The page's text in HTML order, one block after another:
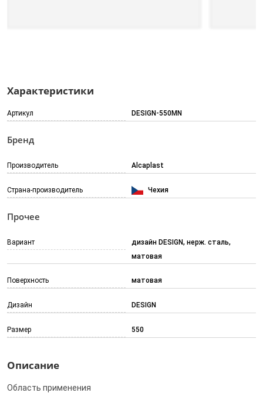
Характеристики
Артикул DESIGN-550MN
Бренд
Производитель Alcaplast
Страна-производитель Чехия
Прочее
Вариант
дизайн DESIGN, нерж. сталь,
матовая
Поверхность матовая
Дизайн DESIGN
Размер 550
Описание
Область применения